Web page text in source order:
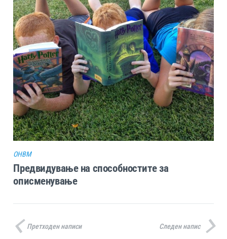
ОHBM
Предвидување на способностите за
описменување
Претходен написи Следен напис